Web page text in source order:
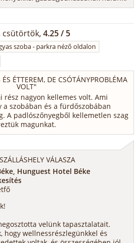
csütörtök, 4.25 / 5
szoba - parkra néző oldalon
ÉS ÉTTEREM, DE CSÓTÁNYPROBLÉMA
VOLT"
rész nagyon kellemes volt. Ami
a szobában és a fürdőszobában
A padlószőnyegből kellemetlen szag
magunkat.
VÁLASZA
Hunguest Hotel Béke
velünk tapasztalatait.
hogy wellnessrészlegünkkel és